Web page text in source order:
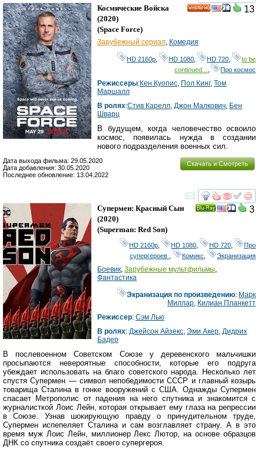
смотреть
13
Космические Войска
(2020)
(Space Force)
Зарубежный сериал, Комедия
HD 2160р HD 1080 HD 720
to be
continued...
Про космос
Режиссеры:Кен Куопис, Пол Кинг, Том
Маршалл
В ролях:Стив Карелл, Джон Малкович, Бен
Шварц
В будущем, когда человечество освоило
космос, появилась нужда в создании
нового подразделения военных сил.
Скачать и Смотреть
Дата выхода фильма: 29.05.2020
Дата добавления: 30.05.2020
Последнее обновление: 13.04.2022
смотреть
3
Супермен: Красный Сын
(2020)
(Superman: Red Son)
HD 2160р HD 1080 HD 720
Про
супергероев
Комикс Экранизация
Боевик, Зарубежные мультфильмы,
Фантастика
Экранизация по произведению: Марк
Миллар, Килиан Планкетт
Режиссер: Сэм Лью
В ролях: Джейсон Айзекс, Эми Акер, Дидрих
Бадер
В послевоенном Советском Союзе у деревенского мальчишки
просыпаются невероятные способности, которые его подруга
убеждает использовать на благо советского народа. Несколько лет
спустя Супермен — символ непобедимости СССР и главный козырь
товарища Сталина в гонке вооружений с США. Однажды Супермен
спасает Метрополис от падения на него спутника и знакомится с
журналисткой Лоис Лейн, которая открывает ему глаза на репрессии
в Союзе. Узнав шокирующую правду о принудительном труде,
Супермен испепеляет Сталина и сам возглавляет страну. А в это
время муж Лоис Лейн, миллионер Лекс Лютор, на основе образцов
ДНК со спутника создаёт своего супергероя.